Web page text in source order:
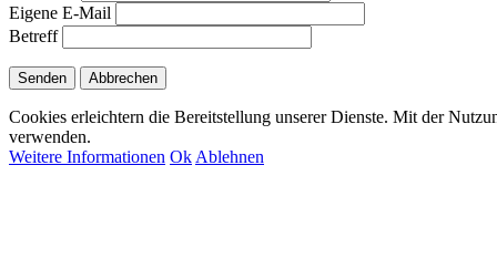
Eigene E-Mail
Betreff
Senden Abbrechen
Cookies erleichtern die Bereitstellung unserer Dienste. Mit der
verwenden.
Weitere Informationen Ok Ablehnen